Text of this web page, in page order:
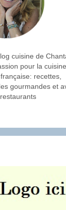
cuisine de
pour la
recettes,
gourmandes et